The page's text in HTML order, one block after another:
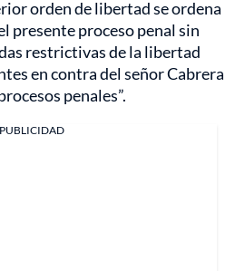
orden de libertad se ordena
presente proceso penal sin
restrictivas de la libertad
en contra del señor Cabrera
penales”.
PUBLICIDAD